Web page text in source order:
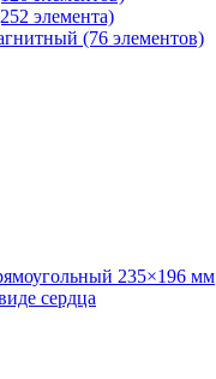
элемента)
(76 элементов)
235×196 мм
сердца